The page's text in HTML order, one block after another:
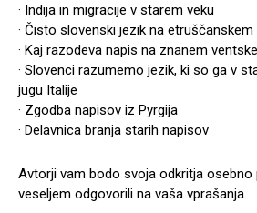
· Indija in migracije v starem veku
· Čisto slovenski jezik na etruščanskem
· Kaj razodeva napis na znanem
· Slovenci razumemo jezik, ki so ga v
jugu Italije
· Zgodba napisov iz Pyrgija
· Delavnica branja starih napisov
Avtorji vam bodo svoja odkritja osebno
veseljem odgovorili na vaša vprašanja.